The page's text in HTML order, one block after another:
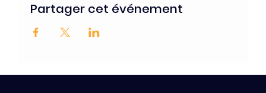
Partager cet événement